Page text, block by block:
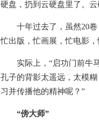
硬盘，扔到云硬盘里了。
十年过去了，虽然20卷
忙出版，忙画展，忙电影，
实际上，“启功门前牛马
孔子的背影太遥远，太模
习并传播他的精神呢？”
“傍大师”